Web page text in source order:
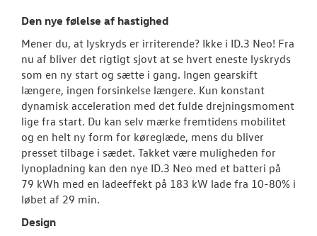
Den nye følelse af hastighed
Mener du, at lyskryds er irriterende? Ikke i ID.3 Neo! Fra
nu af bliver det rigtigt sjovt at se hvert eneste lyskryds
som en ny start og sætte i gang. Ingen gearskift
længere, ingen forsinkelse længere. Kun konstant
dynamisk acceleration med det fulde drejningsmoment
lige fra start. Du kan selv mærke fremtidens mobilitet
og en helt ny form for køreglæde, mens du bliver
presset tilbage i sædet. Takket være muligheden for
lynopladning kan den nye ID.3 Neo med et batteri på
79 kWh med en ladeeffekt på 183 kW lade fra 10-80% i
løbet af 29 min.
Design